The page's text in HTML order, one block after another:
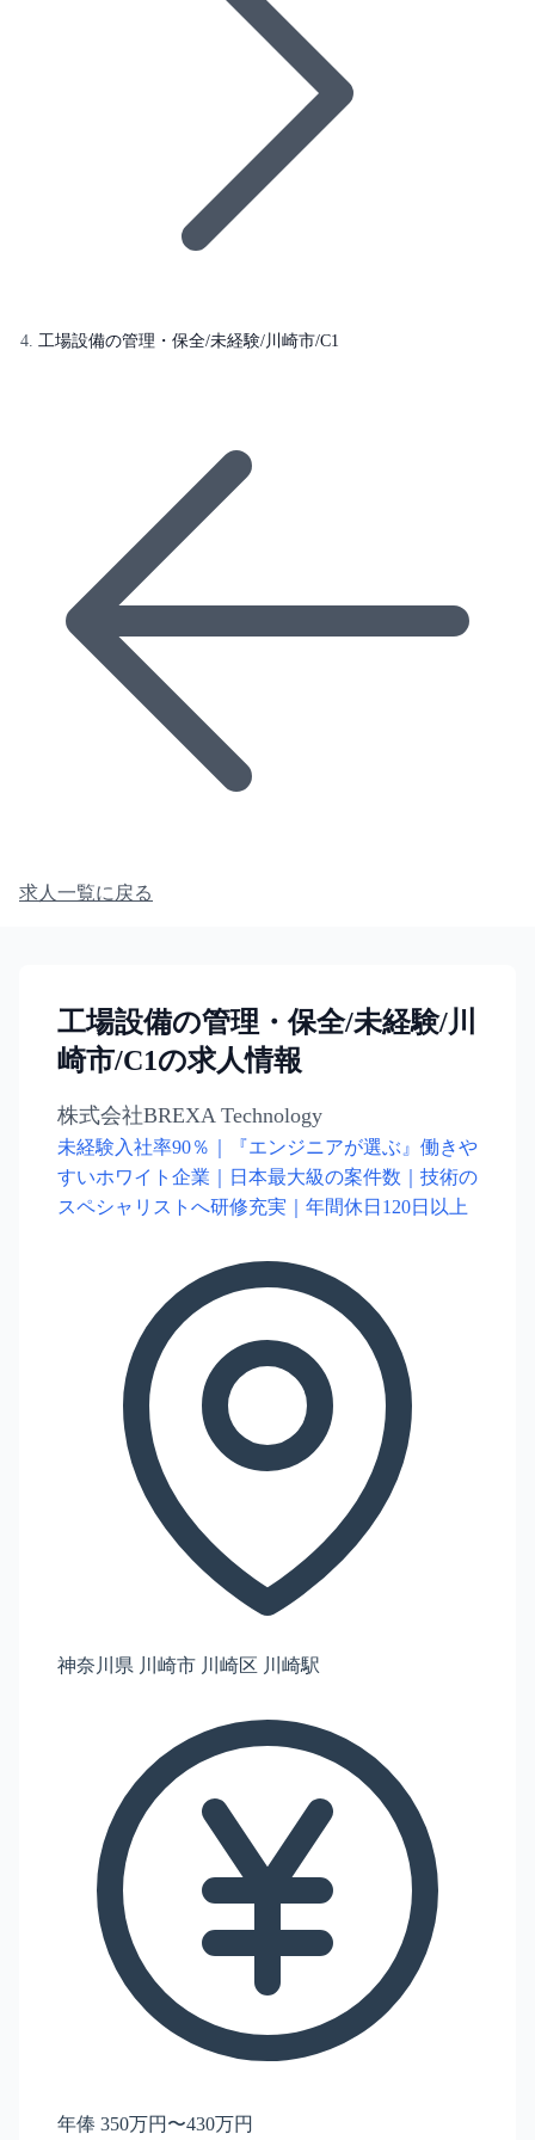
工場設備の管理・保全/未経験/川崎市/C1
求人一覧に戻る
工場設備の管理・保全/未経験/川
崎市/C1の求人情報
株式会社BREXA Technology
未経験入社率90％｜『エンジニアが選ぶ』働きや
すいホワイト企業｜日本最大級の案件数｜技術の
スペシャリストへ研修充実｜年間休日120日以上
神奈川県 川崎市 川崎区 川崎駅
年俸 350万円〜430万円